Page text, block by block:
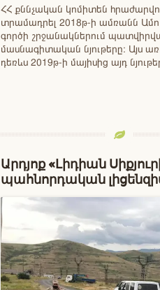
ՀՀ քննչական կոմիտեն
տրամադրել 2018թ-ի ամռանն
գործի շրջանակներում
մասնագիտական նյութերը։ Այս
դեռևս 2019թ-ի մայիսից այդ
Արդյոք «Լիդիան
պահնորդական